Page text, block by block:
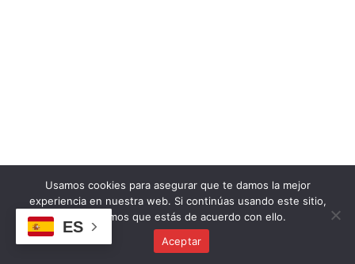
ES
Usamos cookies para asegurar que te damos la mejor
experiencia en nuestra web. Si continúas usando este sitio,
asumiremos que estás de acuerdo con ello.
Aceptar